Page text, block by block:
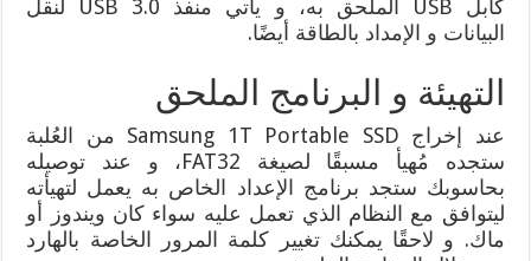
كابل USB الملحق به، و يأتي منفذ USB 3.0 لنقل
البيانات و الإمداد بالطاقة أيضًا.
التهيئة و البرنامج الملحق
عند إخراج Samsung 1T Portable SSD من العُلبة
ستجده مُهيأ مسبقًا لصيغة FAT32، و عند توصيله
بحاسوبك ستجد برنامج الإعداد الخاص به يعمل لتهيأته
ليتوافق مع النظام الذي تعمل عليه سواء كان ويندوز أو
ماك. و لاحقًا يمكنك تغيير كلمة المرور الخاصة بالهارد